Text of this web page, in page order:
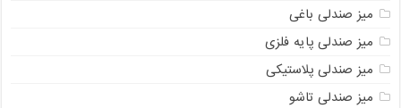
میز صندلی باغی
میز صندلی پایه فلزی
میز صندلی پلاستیکی
میز صندلی تاشو